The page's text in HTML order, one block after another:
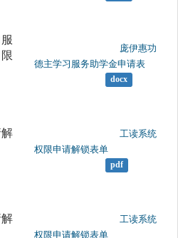
德主学习服务助学金申请表
docx
权限申请解锁表单
pdf
权限申请解锁表单